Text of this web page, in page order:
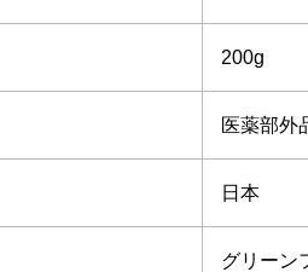
200g
医薬部外
日本
グリーン